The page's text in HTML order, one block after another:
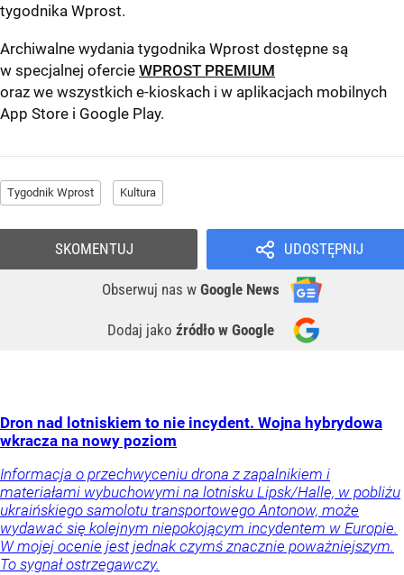
tygodnika Wprost.
Archiwalne wydania tygodnika Wprost dostępne są
w specjalnej ofercie WPROST PREMIUM
oraz we wszystkich e-kioskach i w aplikacjach mobilnych
App Store i Google Play.
Tygodnik Wprost Kultura
UDOSTĘPNIJ
Obserwuj nas w Google News
Dodaj jako źródło w Google
SKOMENTUJ
Dron nad lotniskiem to nie incydent. Wojna hybrydowa
wkracza na nowy poziom
Informacja o przechwyceniu drona z zapalnikiem i
materiałami wybuchowymi na lotnisku Lipsk/Halle, w pobliżu
ukraińskiego samolotu transportowego Antonow, może
wydawać się kolejnym niepokojącym incydentem w Europie.
W mojej ocenie jest jednak czymś znacznie poważniejszym.
To sygnał ostrzegawczy.